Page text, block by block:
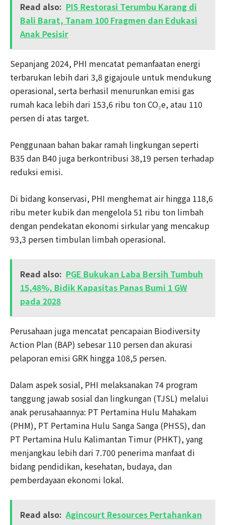
Read also: PIS Restorasi Terumbu Karang di
Bali Barat, Tanam 100 Fragmen dan Edukasi
Anak Pesisir
Sepanjang 2024, PHI mencatat pemanfaatan energi
terbarukan lebih dari 3,8 gigajoule untuk mendukung
operasional, serta berhasil menurunkan emisi gas
rumah kaca lebih dari 153,6 ribu ton CO₂e, atau 110
persen di atas target.
Penggunaan bahan bakar ramah lingkungan seperti
B35 dan B40 juga berkontribusi 38,19 persen terhadap
reduksi emisi.
Di bidang konservasi, PHI menghemat air hingga 118,6
ribu meter kubik dan mengelola 51 ribu ton limbah
dengan pendekatan ekonomi sirkular yang mencakup
93,3 persen timbulan limbah operasional.
Read also: PGE Bukukan Laba Bersih Tumbuh
15,48%, Bidik Kapasitas Panas Bumi 1 GW
pada 2028
Perusahaan juga mencatat pencapaian Biodiversity
Action Plan (BAP) sebesar 110 persen dan akurasi
pelaporan emisi GRK hingga 108,5 persen.
Dalam aspek sosial, PHI melaksanakan 74 program
tanggung jawab sosial dan lingkungan (TJSL) melalui
anak perusahaannya: PT Pertamina Hulu Mahakam
(PHM), PT Pertamina Hulu Sanga Sanga (PHSS), dan
PT Pertamina Hulu Kalimantan Timur (PHKT), yang
menjangkau lebih dari 7.700 penerima manfaat di
bidang pendidikan, kesehatan, budaya, dan
pemberdayaan ekonomi lokal.
Read also: Agincourt Resources Pertahankan